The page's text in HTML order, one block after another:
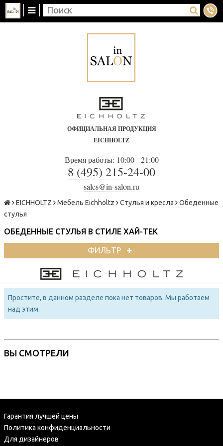
ОФИЦИАЛЬНАЯ ПРОДУКЦИЯ
EICHHOLTZ
Время работы: 10:00 - 21:00
8 (495) 215-24-00
sales@in-salon.ru
EICHHOLTZ Мебель Eichholtz Стулья и кресла
Обеденные
стулья
ОБЕДЕННЫЕ СТУЛЬЯ В СТИЛЕ ХАЙ-ТЕК
ФИЛЬТР
Простите, в данном разделе пока нет товаров. Мы работаем
над этим.
ВЫ СМОТРЕЛИ
Гарантия лучшей цены
Политика конфиденциальности
Для дизайнеров